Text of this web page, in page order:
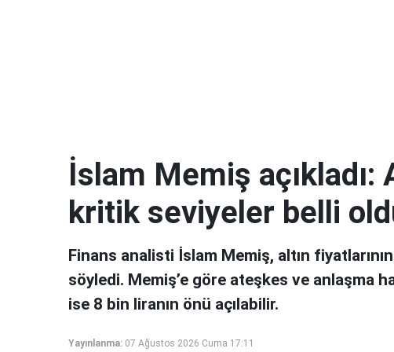
İslam Memiş açıkladı:
kritik seviyeler belli
Finans analisti İslam Memiş, altın
söyledi. Memiş’e göre ateşkes ve anlaşma
ise 8 bin liranın önü açılabilir.
Yayınlanma: 07 Ağustos 2026 Cuma 17:11